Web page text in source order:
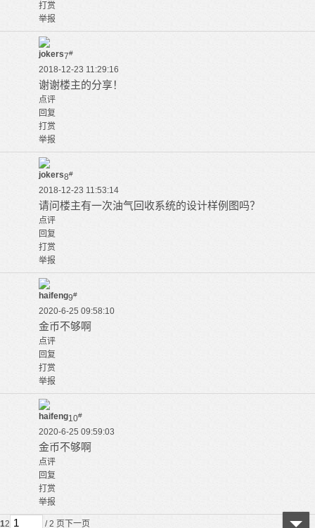
打赏
举报
jokers7#
2018-12-23 11:29:16
谢谢楼主的分享！
点评
回复
打赏
举报
jokers8#
2018-12-23 11:53:14
请问楼主有一次油气回收系统的设计样例图吗？
点评
回复
打赏
举报
haifeng9#
2020-6-25 09:58:10
金币不够啊
点评
回复
打赏
举报
haifeng10#
2020-6-25 09:59:03
金币不够啊
点评
回复
打赏
举报
12 / 2 页 下一页